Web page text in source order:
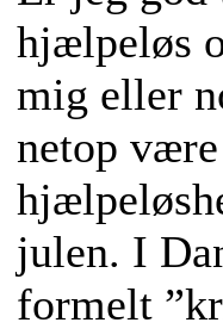
hjælpeløs
mig eller
netop
julen. I
formelt